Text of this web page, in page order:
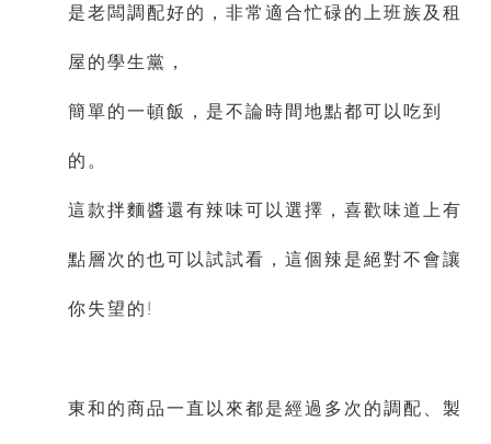
是老闆調配好的，非常適合忙碌的上班族及租
屋的學生黨，
簡單的一頓飯，是不論時間地點都可以吃到
的。
這款拌麵醬還有辣味可以選擇，喜歡味道上有
點層次的也可以試試看，這個辣是絕對不會讓
你失望的!
東和的商品一直以來都是經過多次的調配、製